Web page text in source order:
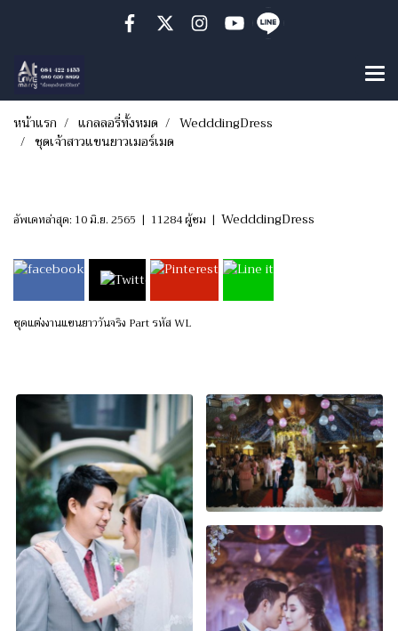
หน้าแรก แกลลอรี่ทั้งหมด
WedddingDress
ชุดเจ้าสาวแขนยาวเมอร์เมด
อัพเดทล่าสุด: 10 มิ.ย. 2565 | 11284 ผู้ชม | WedddingDress
ชุดแต่งงานแขนยาววันจริง Part รหัส WL